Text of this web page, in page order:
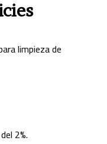
limpieza de
2%.